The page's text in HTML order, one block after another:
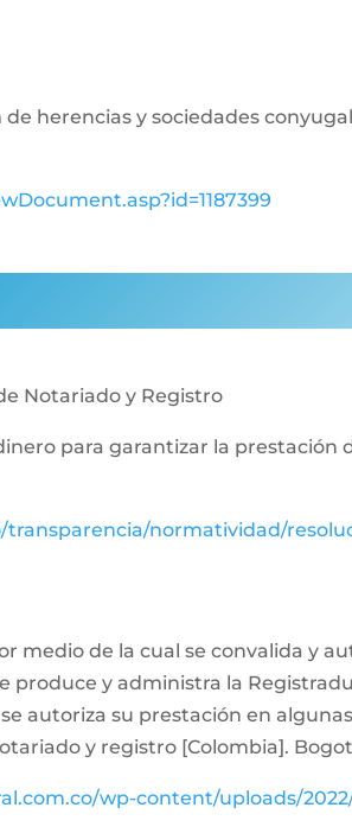
herencias y sociedades
Notariado y Registro
para garantizar la
normatividad/
medio de la cual se convalida y
produce y administra la
autoriza su prestación en
y registro [Colombia].
wp-content/uploads/